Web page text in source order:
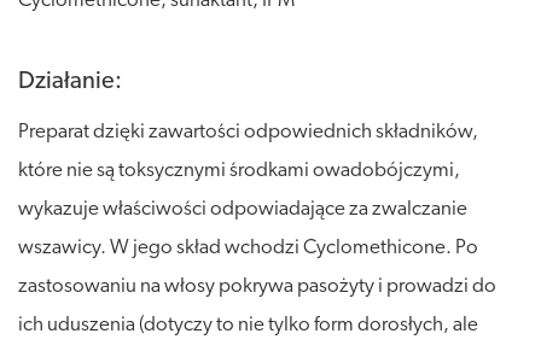
Działanie:
Preparat dzięki zawartości odpowiednich składników,
które nie są toksycznymi środkami owadobójczymi,
wykazuje właściwości odpowiadające za zwalczanie
wszawicy. W jego skład wchodzi Cyclomethicone. Po
zastosowaniu na włosy pokrywa pasożyty i prowadzi do
ich uduszenia (dotyczy to nie tylko form dorosłych, ale